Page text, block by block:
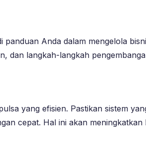
Anda dalam mengelola
dan langkah-langkah
yang efisien. Pastikan sistem
cepat. Hal ini akan